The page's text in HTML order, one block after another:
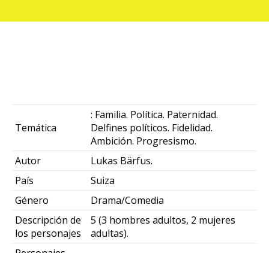
Temática
: Familia. Política. Paternidad.
Delfines políticos. Fidelidad.
Ambición. Progresismo.
Autor
Lukas Bärfus.
País
Suiza
Género
Drama/Comedia
Descripción de
los personajes
5 (3 hombres adultos, 2 mujeres
adultas).